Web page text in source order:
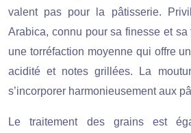
valent pas pour la pâtisserie.
Arabica, connu pour sa finesse et
une torréfaction moyenne qui offre
acidité et notes grillées. La
s’incorporer harmonieusement aux
Le traitement des grains est